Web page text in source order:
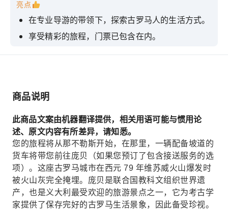
亮点
在专业导游的带领下，探索古罗马人的生活方式。
享受精彩的旅程，门票已包含在内。
在庞贝入口处与您的导游和门票会面
商品说明
此商品文案由机器翻译提供，相关用语可能与惯用论
述、原文内容有所差异，请知悉。
您的旅程将从那不勒斯开始，在那里，一辆配备坡道的
货车将带您前往庞贝（如果您预订了包含接送服务的选
项）。这座古罗马城市在西元 79 年维苏威火山爆发时
被火山灰完全掩埋。庞贝是联合国教科文组织世界遗
产，也是义大利最受欢迎的旅游景点之一，它为考古学
家提供了保存完好的古罗马生活景象，因此备受珍视。